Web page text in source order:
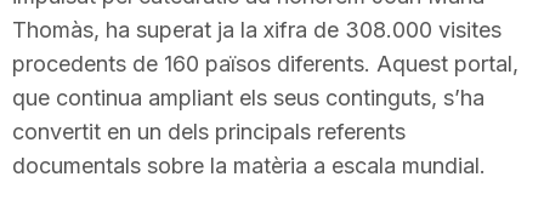
Thomàs, ha superat ja la xifra de 308.000 visites
procedents de 160 països diferents. Aquest portal,
que continua ampliant els seus continguts, s’ha
convertit en un dels principals referents
documentals sobre la matèria a escala mundial.